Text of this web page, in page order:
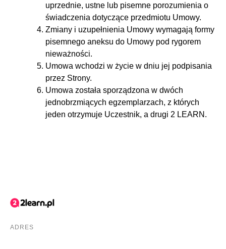
uprzednie, ustne lub pisemne porozumienia o
świadczenia dotyczące przedmiotu Umowy.
Zmiany i uzupełnienia Umowy wymagają formy
pisemnego aneksu do Umowy pod rygorem
nieważności.
Umowa wchodzi w życie w dniu jej podpisania
przez Strony.
Umowa została sporządzona w dwóch
jednobrzmiących egzemplarzach, z których
jeden otrzymuje Uczestnik, a drugi 2 LEARN.
ADRES